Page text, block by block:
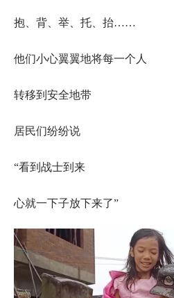
抱、背、举、托、抬……
他们小心翼翼地将每一个人
转移到安全地带
居民们纷纷说
“看到战士到来
心就一下子放下来了”